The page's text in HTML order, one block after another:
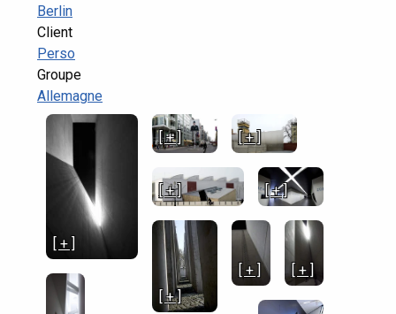
Berlin
Client
Perso
Groupe
Allemagne
[ + ]
[ + ] [ + ]
[ + ] [ + ]
[ + ]
[ + ] [ + ]